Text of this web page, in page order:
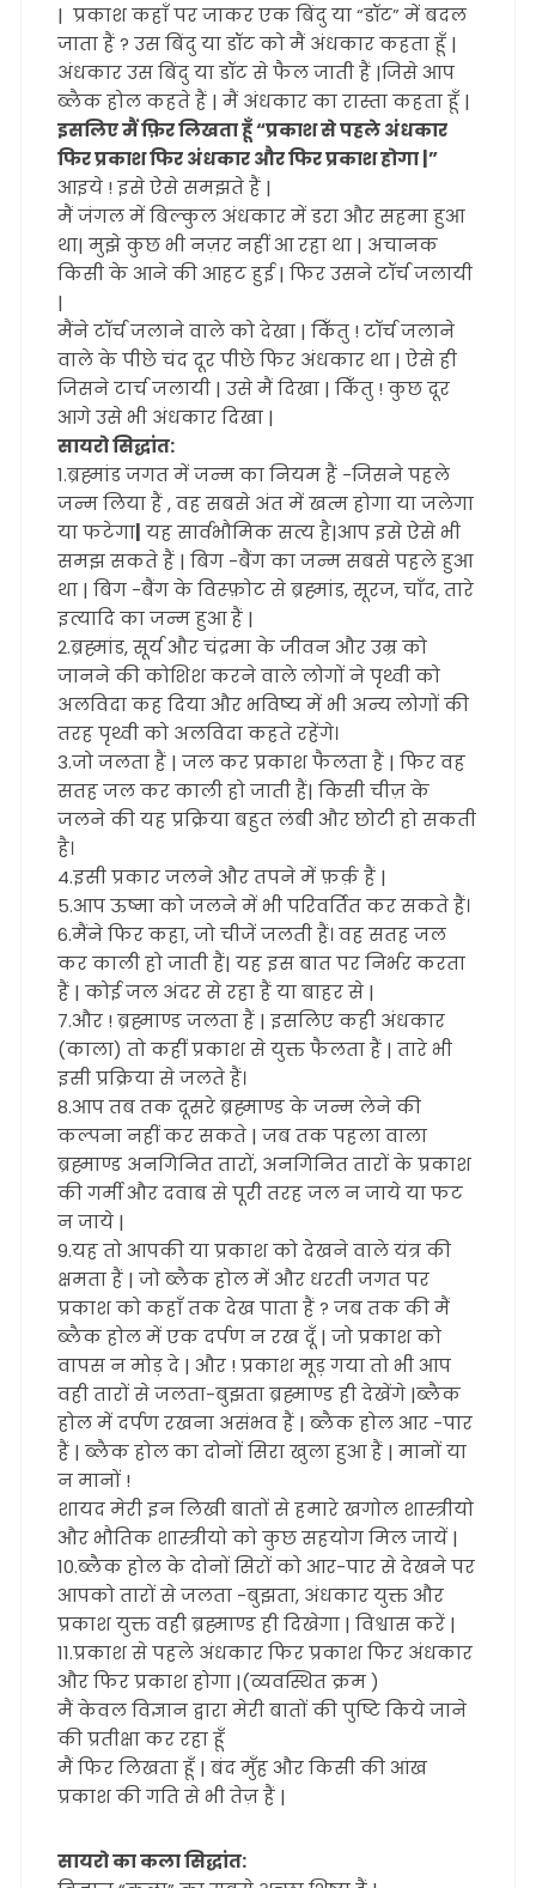
| प्रकाश कहाँ पर जाकर एक बिंदु या “डॉट” में बदल
जाता हैं ? उस बिंदु या डॉट को मैं अंधकार कहता हूँ |
अंधकार उस बिंदु या डॉट से फैल जाती हैं |जिसे आप
ब्लैक होल कहते हैं | मैं अंधकार का रास्ता कहता हूँ |
इसलिए मैं फ़िर लिखता हूँ “प्रकाश से पहले अंधकार
फिर प्रकाश फिर अंधकार और फिर प्रकाश होगा |”
आइये ! इसे ऐसे समझते हैं |
मैं जंगल में बिल्कुल अंधकार में डरा और सहमा हुआ
था| मुझे कुछ भी नज़र नहीं आ रहा था | अचानक
किसी के आने की आहट हुई | फिर उसने टॉर्च जलायी
|
मैंने टॉर्च जलाने वाले को देखा | किँतु ! टॉर्च जलाने
वाले के पीछे चंद दूर पीछे फिर अंधकार था | ऐसे ही
जिसने टार्च जलायी | उसे मैं दिखा | किँतु ! कुछ दूर
आगे उसे भी अंधकार दिखा |
सायरो सिद्धांत:
1.ब्रह्मांड जगत में जन्म का नियम हैं -जिसने पहले
जन्म लिया हैं , वह सबसे अंत में खत्म होगा या जलेगा
या फटेगा| यह सार्वभौमिक सत्य है|आप इसे ऐसे भी
समझ सकते हैं | बिग -बैंग का जन्म सबसे पहले हुआ
था | बिग -बैंग के विस्फ़ोट से ब्रह्मांड, सूरज, चाँद, तारे
इत्यादि का जन्म हुआ हैं |
2.ब्रह्मांड, सूर्य और चंद्रमा के जीवन और उम्र को
जानने की कोशिश करने वाले लोगों ने पृथ्वी को
अलविदा कह दिया और भविष्य में भी अन्य लोगों की
तरह पृथ्वी को अलविदा कहते रहेंगे।
3.जो जलता हैं | जल कर प्रकाश फैलता हैं | फिर वह
सतह जल कर काली हो जाती हैं| किसी चीज़ के
जलने की यह प्रक्रिया बहुत लंबी और छोटी हो सकती
है।
4.इसी प्रकार जलने और तपने में फ़र्क़ हैं |
5.आप ऊष्मा को जलने में भी परिवर्तित कर सकते हैं।
6.मैंने फिर कहा, जो चीजें जलती हैं। वह सतह जल
कर काली हो जाती हैं| यह इस बात पर निर्भर करता
हैं | कोई जल अंदर से रहा हैं या बाहर से |
7.और ! ब्रह्माण्ड जलता हैं | इसलिए कही अंधकार
(काला) तो कहीं प्रकाश से युक्त फैलता हैं | तारे भी
इसी प्रक्रिया से जलते हैं।
8.आप तब तक दूसरे ब्रह्माण्ड के जन्म लेने की
कल्पना नहीं कर सकते | जब तक पहला वाला
ब्रह्माण्ड अनगिनित तारों, अनगिनित तारों के प्रकाश
की गर्मी और दवाब से पूरी तरह जल न जाये या फट
न जाये |
9.यह तो आपकी या प्रकाश को देखने वाले यंत्र की
क्षमता हैं | जो ब्लैक होल में और धरती जगत पर
प्रकाश को कहाँ तक देख पाता हैं ? जब तक की मैं
ब्लैक होल में एक दर्पण न रख दूँ | जो प्रकाश को
वापस न मोड़ दे | और ! प्रकाश मूड़ गया तो भी आप
वही तारों से जलता-बुझता ब्रह्माण्ड ही देखेंगे |ब्लैक
होल में दर्पण रखना असंभव हैं | ब्लैक होल आर -पार
हैं | ब्लैक होल का दोनों सिरा खुला हुआ हैं | मानों या
न मानों !
शायद मेरी इन लिखी बातों से हमारे खगोल शास्त्रीयो
और भौतिक शास्त्रीयो को कुछ सहयोग मिल जायें |
10.ब्लैक होल के दोनों सिरों को आर-पार से देखने पर
आपको तारों से जलता -बुझता, अंधकार युक्त और
प्रकाश युक्त वही ब्रह्माण्ड ही दिखेगा | विश्वास करें |
11.प्रकाश से पहले अंधकार फिर प्रकाश फिर अंधकार
और फिर प्रकाश होगा |(व्यवस्थित क्रम )
मैं केवल विज्ञान द्वारा मेरी बातों की पुष्टि किये जाने
की प्रतीक्षा कर रहा हूँ
मैं फिर लिखता हूँ | बंद मुँह और किसी की आंख
प्रकाश की गति से भी तेज़ हैं |
सायरो का कला सिद्धांत: